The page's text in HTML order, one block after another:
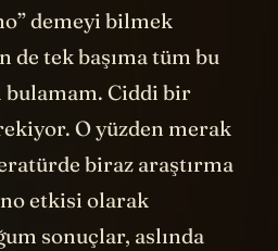
demeyi bilmek
de tek başıma tüm bu
bulamam. Ciddi bir
O yüzden merak
biraz araştırma
etkisi olarak
sonuçlar, aslında